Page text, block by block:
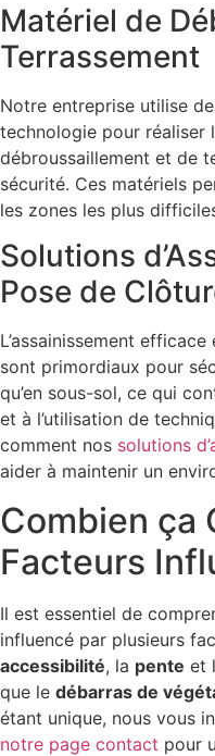
Matériel de
Terrassement
Notre entreprise utilise
technologie pour réaliser
débroussaillement et de
sécurité. Ces matériels
les zones les plus
Solutions
Pose de
L’assainissement
sont primordiaux pour
qu’en sous-sol, ce qui
et à l’utilisation de
comment nos solutions
aider à maintenir un
Combien ça
Facteurs
Il est essentiel de
influencé par plusieurs
accessibilité, la pente et
que le débarras de
étant unique, nous vous
notre page contact pour